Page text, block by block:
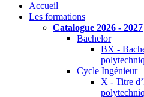
Accueil
Les formations
Catalogue 2026 - 2027
Bachelor
BX -
Cycle Ingénieur
X - Titre